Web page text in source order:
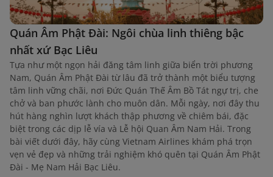
Quán Âm Phật Đài: Ngôi chùa linh thiêng bậc
nhất xứ Bạc Liêu
Tựa như một ngọn hải đăng tâm linh giữa biển trời phương
Nam, Quán Âm Phật Đài từ lâu đã trở thành một biểu tượng
tâm linh vững chãi, nơi Đức Quán Thế Âm Bồ Tát ngự trị, che
chở và ban phước lành cho muôn dân. Mỗi ngày, nơi đây thu
hút hàng nghìn lượt khách thập phương về chiêm bái, đặc
biệt trong các dịp lễ vía và Lễ hội Quan Âm Nam Hải. Trong
bài viết dưới đây, hãy cùng Vietnam Airlines khám phá trọn
vẹn vẻ đẹp và những trải nghiệm khó quên tại Quán Âm Phật
Đài - Mẹ Nam Hải Bạc Liêu.